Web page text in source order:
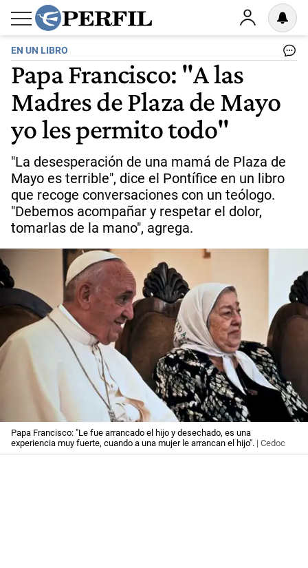
EN UN LIBRO
Papa Francisco: "A las
Madres de Plaza de Mayo
yo les permito todo"
"La desesperación de una mamá de Plaza de
Mayo es terrible", dice el Pontífice en un libro
que recoge conversaciones con un teólogo.
"Debemos acompañar y respetar el dolor,
tomarlas de la mano", agrega.
Papa Francisco: "Le fue arrancado el hijo y desechado, es una
experiencia muy fuerte, cuando a una mujer le arrancan el hijo". | Cedoc